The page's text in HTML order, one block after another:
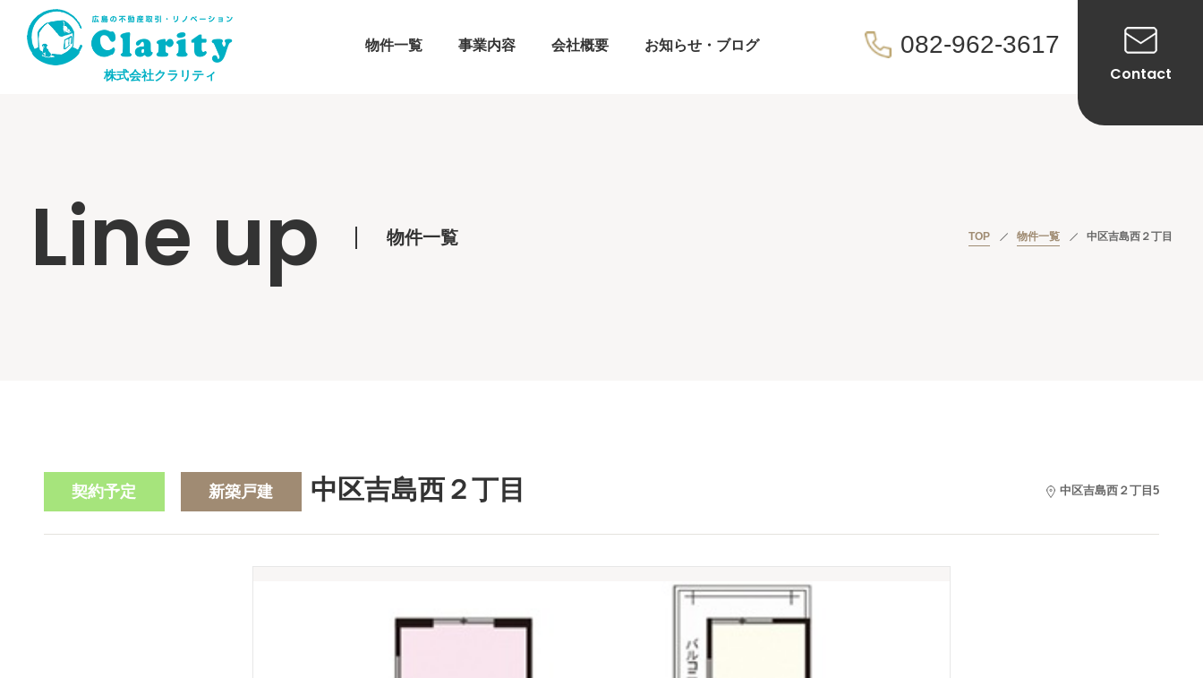
株式会社クラリティ
物件一覧 事業内容 会社概要 お知らせ・ブログ 082-962-3617
Contact
Line up 物件一覧 TOP 物件一覧 中区吉島西２丁目
契約予定 新築戸建 中区吉島西２丁目 中区吉島西２丁目5